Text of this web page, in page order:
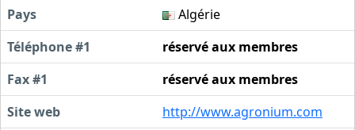
Pays
Algérie
Téléphone #1
réservé aux membres
Fax #1
réservé aux membres
Site web
http://www.agronium.com